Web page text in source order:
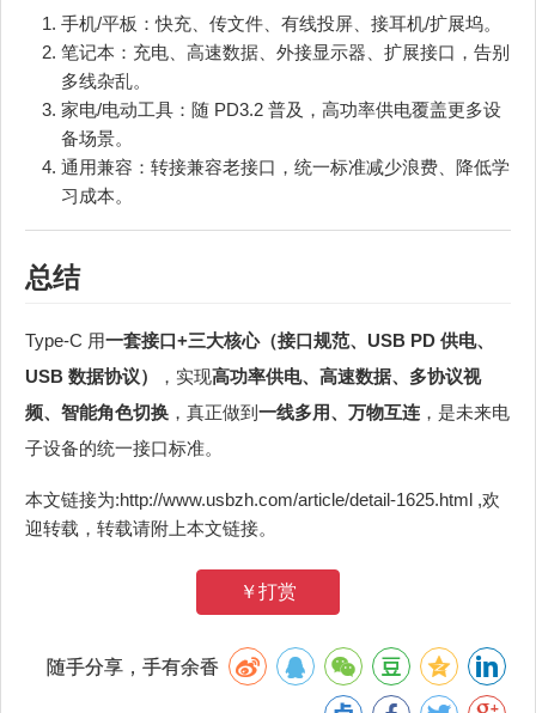
手机/平板：快充、传文件、有线投屏、接耳机/扩展坞。
笔记本：充电、高速数据、外接显示器、扩展接口，告别
多线杂乱。
家电/电动工具：随 PD3.2 普及，高功率供电覆盖更多设
备场景。
通用兼容：转接兼容老接口，统一标准减少浪费、降低学
习成本。
总结
Type‑C 用一套接口+三大核心（接口规范、USB PD 供电、
USB 数据协议）
，实现高功率供电、高速数据、多协议视
频、智能角色切换 ，真正做到 一线多用、万物互连 ，是未来电
子设备的统一接口标准。
本文链接为:http://www.usbzh.com/article/detail-1625.html ,欢
迎转载，转载请附上本文链接。
￥打赏
随手分享，手有余香